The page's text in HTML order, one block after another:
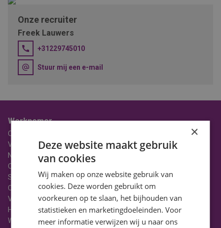
Onze recruiter
Freek Lauwers
+31229745010
Stuur mij een e-mail
Werknemer
Over BaanBereik
Vacatures
Nieuws
Ons Team
Stages
Contact
Vacatures in Noord-Holland
HBO Vacatures
WO Vacatures
×
Deze website maakt gebruik
van cookies
Wij maken op onze website gebruik van
cookies. Deze worden gebruikt om
voorkeuren op te slaan, het bijhouden van
statistieken en marketingdoeleinden. Voor
meer informatie verwijzen wij u naar ons